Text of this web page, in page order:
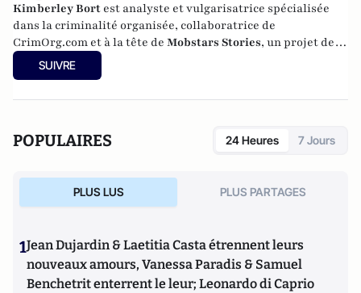
Kimberley Bort est analyste et vulgarisatrice spécialisée
dans la criminalité organisée, collaboratrice de
CrimOrg.com et à la tête de Mobstars Stories, un projet de
contenus sur les réseaux sociaux qui explore les
dynamiques du crime organisé et ses représentations.
SUIVRE
POPULAIRES 24 Heures 7 Jours
PLUS LUS PLUS PARTAGES
1Jean Dujardin & Laetitia Casta étrennent leurs
nouveaux amours, Vanessa Paradis & Samuel
Benchetrit enterrent le leur; Leonardo di Caprio